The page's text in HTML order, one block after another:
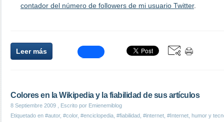
contador del número de followers de mi usuario Twitter.
Leer más
Colores en la Wikipedia y la fiabilidad de sus artículos
8 Septiembre 2009 , Escrito por Emienemiblog
Etiquetado en #autor, #color, #enciclopedia #fiabilidad #internet #Internet, humor y